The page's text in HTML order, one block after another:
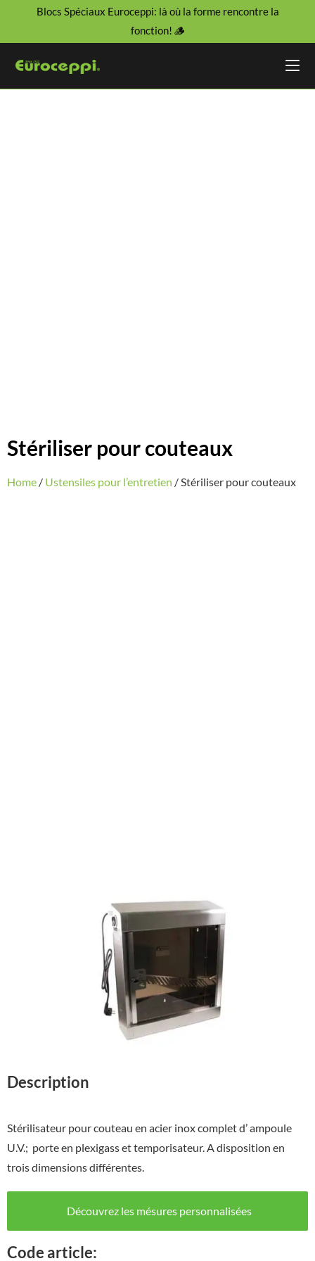
Blocs Spéciaux Euroceppi: là où la forme rencontre la
fonction! 🪵
Stériliser pour couteaux
Home / Ustensiles pour l’entretien / Stériliser pour couteaux
Description
Stérilisateur pour couteau en acier inox complet d’ ampoule
U.V.; porte en plexigass et temporisateur. A disposition en
trois dimensions différentes.
Découvrez les mésures personnalisées
Code article: